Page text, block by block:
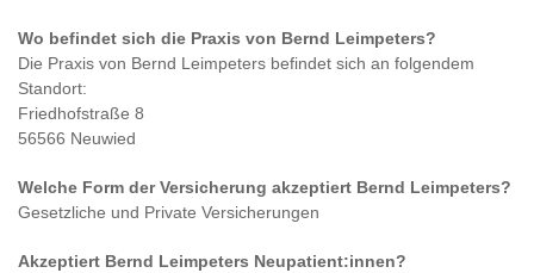
Wo befindet sich die Praxis von Bernd Leimpeters?
Die Praxis von Bernd Leimpeters befindet sich an folgendem
Standort:
Friedhofstraße 8
56566 Neuwied
Welche Form der Versicherung akzeptiert Bernd Leimpeters?
Gesetzliche und Private Versicherungen
Akzeptiert Bernd Leimpeters Neupatient:innen?